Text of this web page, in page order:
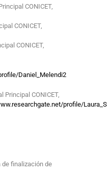
CONICET,
CONICET,
CONICET,
Daniel_Melendi2
Principal CONICET,
profile/
de finalización de